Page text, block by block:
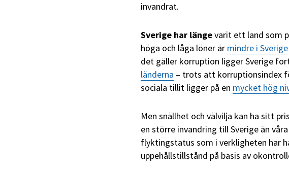
invandrat.
Sverige har längevarit ett land som
höga och låga löner är mindre i Sverige
det gäller korruption ligger Sverige
länderna – trots att korruptionsindex
sociala tillit ligger på en mycket hög
Men snällhet och välvilja kan ha sitt
en större invandring till Sverige än
flyktingstatus som i verkligheten har
uppehållstillstånd på basis av